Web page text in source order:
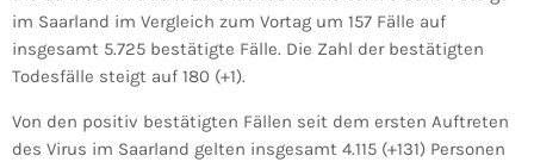
im Saarland im Vergleich zum Vortag um 157 Fälle auf
insgesamt 5.725 bestätigte Fälle. Die Zahl der bestätigten
Todesfälle steigt auf 180 (+1).
Von den positiv bestätigten Fällen seit dem ersten Auftreten
des Virus im Saarland gelten insgesamt 4.115 (+131) Personen